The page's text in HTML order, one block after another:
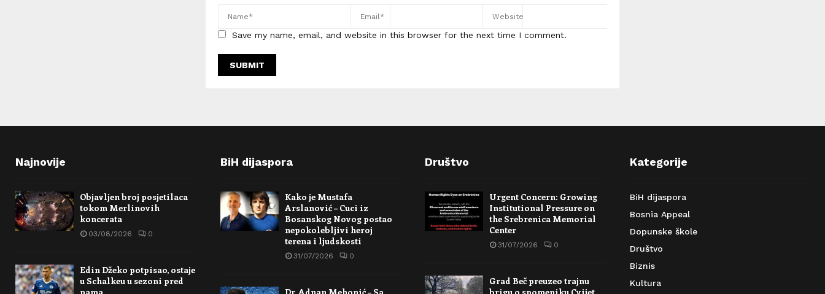
Save my name, email, and website in this browser for the next time I comment.
Najnovije
Objavljen broj posjetilaca
tokom Merlinovih
koncerata
03/08/2026 0
Edin Džeko potpisao, ostaje
u Schalkeu u sezoni pred
BiH dijaspora
Kako je Mustafa
Arslanović – Cuci iz
Bosanskog Novog postao
nepokolebljivi heroj
terena i ljudskosti
31/07/2026 0
Društvo
Urgent Concern: Growing
Institutional Pressure on
the Srebrenica Memorial
Center
31/07/2026 0
Grad Beč preuzeo trajnu
Kategorije
BiH dijaspora
Bosnia Appeal
Dopunske škole
Društvo
Biznis
Kultura